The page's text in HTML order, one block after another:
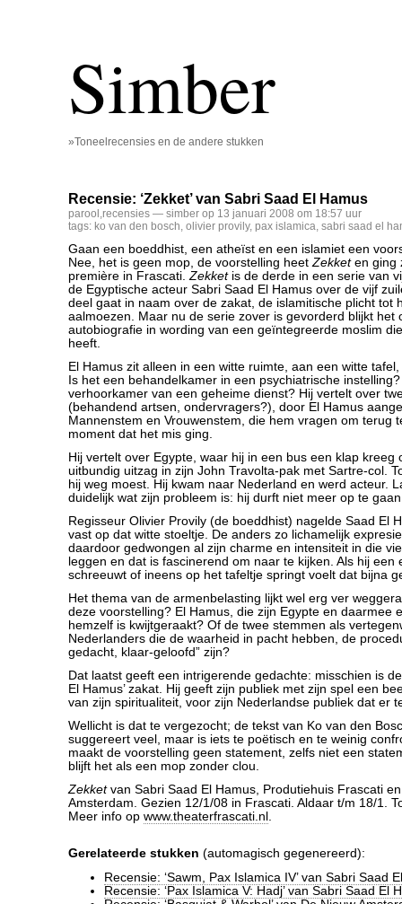
Simber
»Toneelrecensies en de andere stukken
Recensie: ‘Zekket’ van Sabri Saad El Hamus
parool ,recensies — simber op 13 januari 2008 om 18:57 uur
tags: ko van den bosch, olivier provily, pax islamica, sabri saad el
Gaan een boeddhist, een atheïst en een islamiet een
Nee, het is geen mop, de voorstelling heetZekketen ging
première in Frascati.Zekketis de derde in een serie van
de Egyptische acteur Sabri Saad El Hamus over de vijf
deel gaat in naam over de zakat, de islamitische plicht tot
aalmoezen. Maar nu de serie zover is gevorderd blijkt het
autobiografie in wording van een geïntegreerde moslim
heeft.
El Hamus zit alleen in een witte ruimte, aan een witte
Is het een behandelkamer in een psychiatrische
verhoorkamer van een geheime dienst? Hij vertelt over
(behandend artsen, ondervragers?), door El Hamus
Mannenstem en Vrouwenstem, die hem vragen om terug
moment dat het mis ging.
Hij vertelt over Egypte, waar hij in een bus een klap kreeg
uitbundig uitzag in zijn John Travolta-pak met Sartre-col.
hij weg moest. Hij kwam naar Nederland en werd acteur.
duidelijk wat zijn probleem is: hij durft niet meer op te
Regisseur Olivier Provily (de boeddhist) nagelde Saad El
vast op dat witte stoeltje. De anders zo lichamelijk
daardoor gedwongen al zijn charme en intensiteit in die
leggen en dat is fascinerend om naar te kijken. Als hij een
schreeuwt of ineens op het tafeltje springt voelt dat bijna
Het thema van de armenbelasting lijkt wel erg ver
deze voorstelling? El Hamus, die zijn Egypte en daarmee
hemzelf is kwijtgeraakt? Of de twee stemmen als
Nederlanders die de waarheid in pacht hebben, de
gedacht, klaar-geloofd” zijn?
Dat laatst geeft een intrigerende gedachte: misschien is
El Hamus’ zakat. Hij geeft zijn publiek met zijn spel een
van zijn spiritualiteit, voor zijn Nederlandse publiek dat er
Wellicht is dat te vergezocht; de tekst van Ko van den
suggereert veel, maar is iets te poëtisch en te weinig
maakt de voorstelling geen statement, zelfs niet een
blijft het als een mop zonder clou.
Zekketvan Sabri Saad El Hamus, Produtiehuis Frascati
Amsterdam. Gezien 12/1/08 in Frascati. Aldaar t/m 18/1.
Meer info op www.theaterfrascati.nl .
Gerelateerde stukken (automagisch gegenereerd):
Recensie: ‘Sawm, Pax Islamica IV’ van Sabri Saad
Recensie: ‘Pax Islamica V: Hadj’ van Sabri Saad El